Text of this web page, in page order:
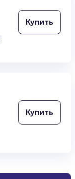
Купить
Купить